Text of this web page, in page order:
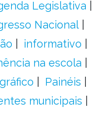
Legislativa
Nacional
informativo
na escola
Painéis
municipais